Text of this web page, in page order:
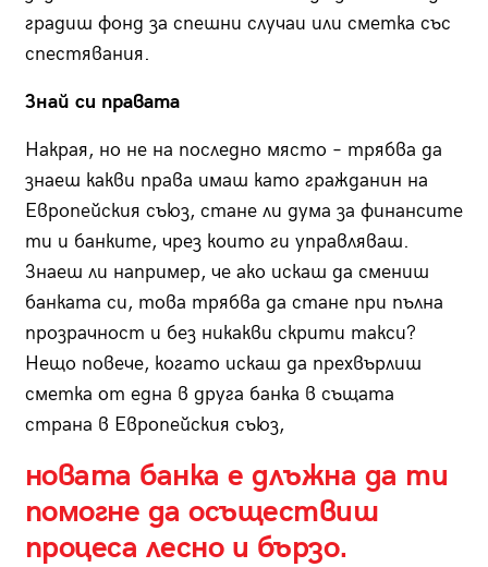
градиш фонд за спешни случаи или сметка със
спестявания.
Знай си правата
Накрая, но не на последно място – трябва да
знаеш какви права имаш като гражданин на
Европейския съюз, стане ли дума за финансите
ти и банките, чрез които ги управляваш.
Знаеш ли например, че ако искаш да смениш
банката си, това трябва да стане при пълна
прозрачност и без никакви скрити такси?
Нещо повече, когато искаш да прехвърлиш
сметка от една в друга банка в същата
страна в Европейския съюз,
новата банка е длъжна да ти
помогне да осъществиш
процеса лесно и бързо.